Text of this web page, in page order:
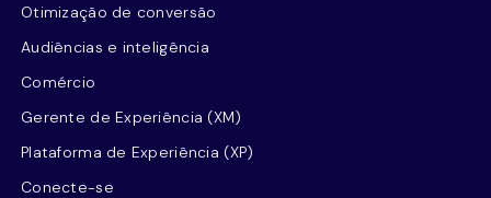
Otimização de conversão
Audiências e inteligência
Comércio
Gerente de Experiência (XM)
Plataforma de Experiência (XP)
Conecte-se